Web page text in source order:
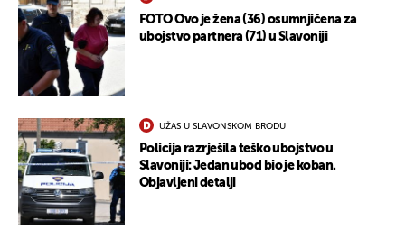
FOTO Ovo je žena (36) osumnjičena za
ubojstvo partnera (71) u Slavoniji
UŽAS U SLAVONSKOM BRODU
Policija razrješila teško ubojstvo u
Slavoniji: Jedan ubod bio je koban.
Objavljeni detalji